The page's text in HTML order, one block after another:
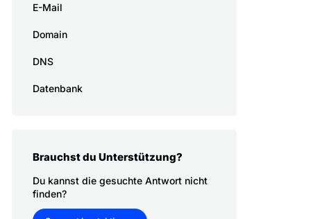
E-Mail
Domain
DNS
Datenbank
Brauchst du Unterstützung?
Du kannst die gesuchte Antwort nicht
finden?